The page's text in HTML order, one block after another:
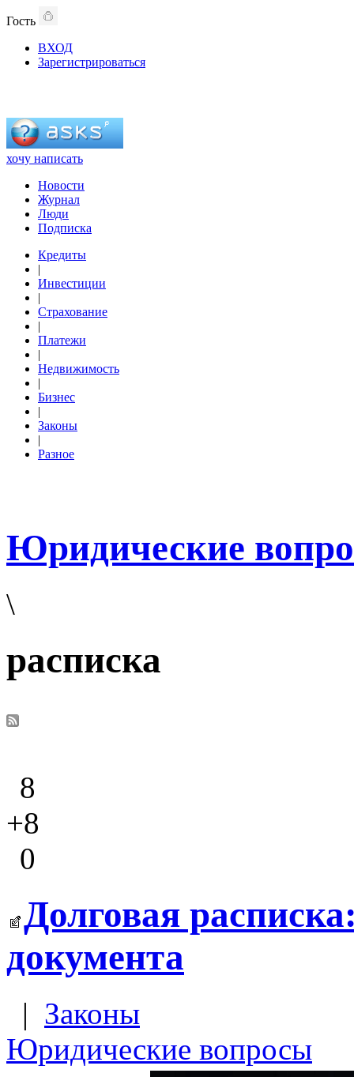
Гость
ВХОД
Зарегистрироваться
хочу написать
Новости
Журнал
Люди
Подписка
Кредиты
|
Инвестиции
|
Страхование
|
Платежи
|
Недвижимость
|
Бизнес
|
Законы
|
Разное
Юридические
\
расписка
8
+8
0
Долговая
документа
| Законы
Юридические вопросы